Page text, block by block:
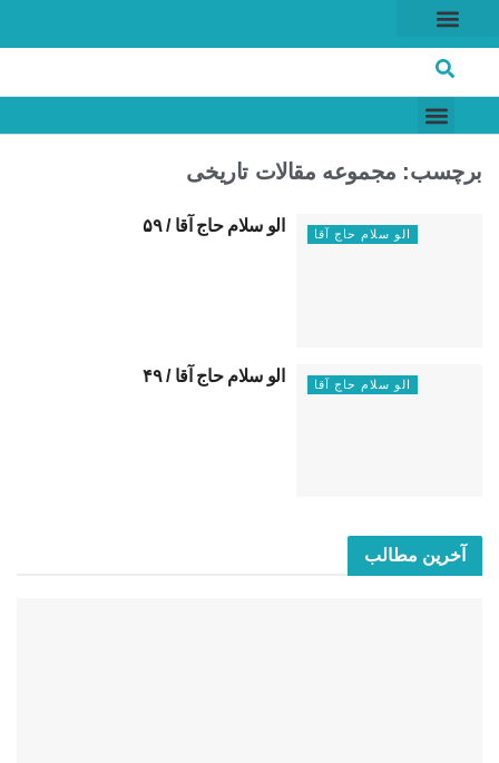
برچسب: مجموعه مقالات تاریخی
الو سلام حاج آقا الو سلام حاج آقا / ۵۹
الو سلام حاج آقا ‌الو سلام حاج آقا / ۴۹
آخرین مطالب